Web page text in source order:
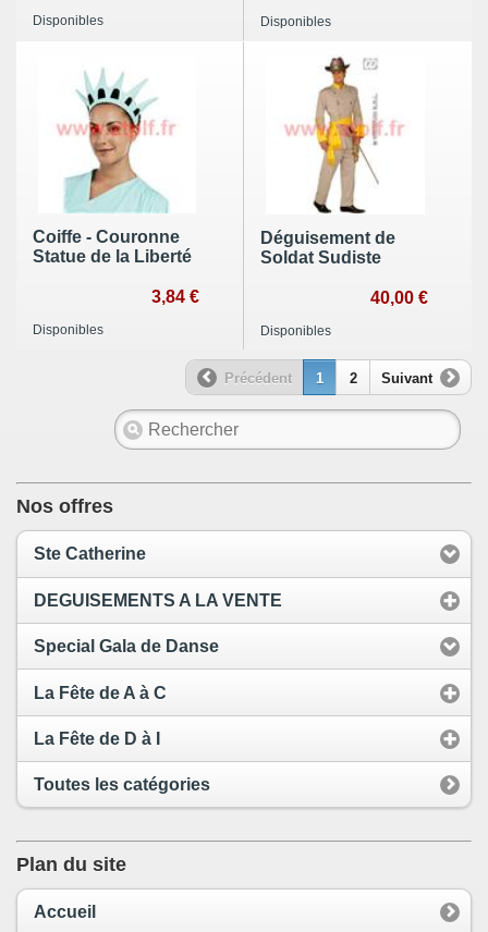
Disponibles Disponibles
Coiffe - Couronne
Statue de la Liberté
3,84 €
Disponibles
Déguisement de
Soldat Sudiste
40,00 €
Disponibles
Précédent 1 2 Suivant
Nos offres
Ste Catherine
DEGUISEMENTS A LA VENTE
Special Gala de Danse
La Fête de A à C
La Fête de D à I
Toutes les catégories
Plan du site
Accueil